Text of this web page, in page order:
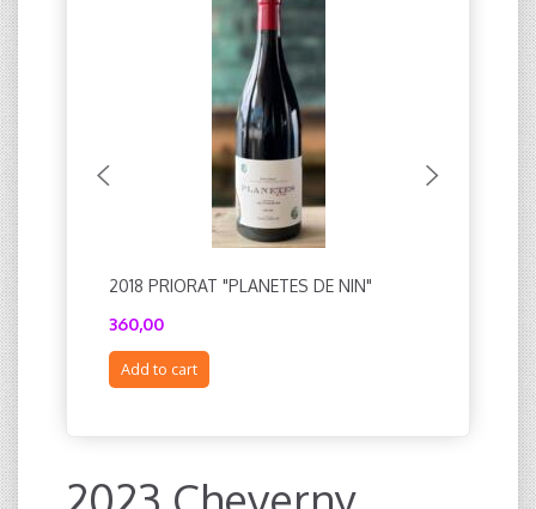
2018 PRIORAT "PLANETES DE NIN"
360,00
Add to cart
2020
Add to